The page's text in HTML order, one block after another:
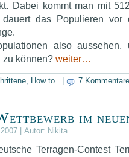
Dabei kommt man mit
dauert das Populieren vor
also aussehen,
zu können? weiter…
, How to.. 7 Kommentare
im
| Autor: Nikita
Terragen-Contest